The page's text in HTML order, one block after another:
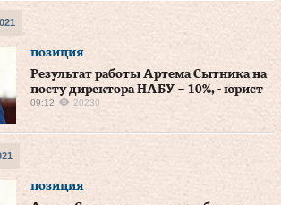
позиция
Результат работы Артема Сытника на
посту директора НАБУ – 10%, - юрист
09:12 20230
позиция